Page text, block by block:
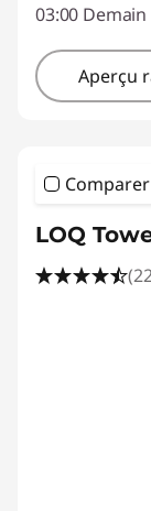
03:00 Demain
Aperçu
Comparer
LOQ